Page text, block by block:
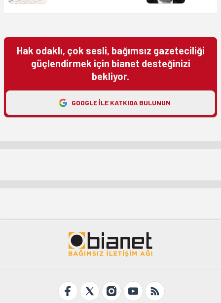
Hak odaklı, çok sesli, bağımsız gazeteciliği
güçlendirmek için bianet desteğinizi
bekliyor.
GOOGLE ILE KATKIDA BULUNUN